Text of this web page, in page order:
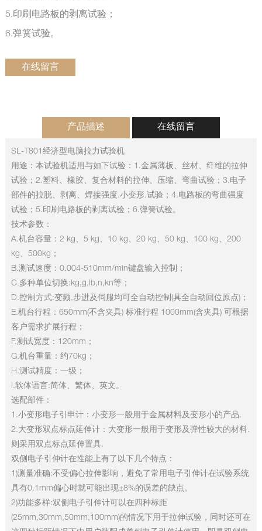
5.印刷电路板的剥离试验；
6.弹簧试验。
在线留言
产品描述 在线留言
SL-T801经济型电脑拉力试验机
用途：本试验机适用与如下试验：1.金属薄板、丝材、纤维的拉伸
试验；2.塑料、橡胶、复合材料的拉伸、压缩、弯曲试验；3.电子
部件的拉脱、剥离、焊接强度.小变形.试验；4.电路板的弯曲强度
试验；5.印刷电路板的剥离试验；6.弹簧试验。
技术参数：
A.机台容量：2 kg、5 kg、10 kg、20 kg、50 kg、100 kg、200
kg、500kg；
B.测试速度：0.004-510mm/min键盘输入控制；
C.多种单位切换:kg,g,lb,n,kn等；
D.控制方式:变频,步进及伺服均可全自动控制(具全自动回位原点)；
E.机台行程：650mm(不含夹具) 标准行程 1000mm(含夹具) 可根据
客户需求扩展行程；
F.测试宽度：120mm；
G.机台重量：约70kg；
H.测试精度：一级；
I.软体语言:简体、繁体、英文。
选配部件：
1.小变形电子引申计：小变形一般用于金属材料及变形小的产品.
2.大变形双点标点延伸计：大变形一般用于变形及弹性较大的材料.
则采用双点标点延伸置具.
双侧电子引伸计在性能上有了以下几个特点：
1)测量准确:不受偏心拉伸影响，避免了常用电子引伸计在试验系统
具有0.1mm偏心时就可能出现±8%的误差的缺点。
2)功能多样:双侧电子引伸计可以在四种标距
(25mm,30mm,50mm,100mm)的情况下用于拉伸试验，同时还可在